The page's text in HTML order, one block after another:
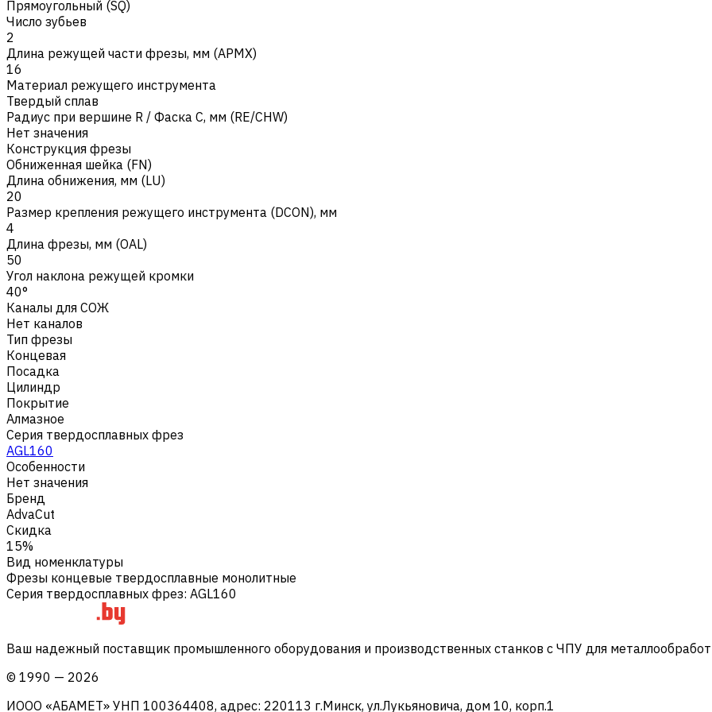
Прямоугольный (SQ)
Число зубьев
2
Длина режущей части фрезы, мм (APMX)
16
Материал режущего инструмента
Твердый сплав
Радиус при вершине R / Фаска C, мм (RE/CHW)
Нет значения
Конструкция фрезы
Обниженная шейка (FN)
Длина обнижения, мм (LU)
20
Размер крепления режущего инструмента (DCON), мм
4
Длина фрезы, мм (OAL)
50
Угол наклона режущей кромки
40°
Каналы для СОЖ
Нет каналов
Тип фрезы
Концевая
Посадка
Цилиндр
Покрытие
Алмазное
Серия твердосплавных фрез
AGL160
Особенности
Нет значения
Бренд
AdvaCut
Скидка
15%
Вид номенклатуры
Фрезы концевые твердосплавные монолитные
Серия твердосплавных фрез: AGL160
Ваш надежный поставщик промышленного оборудования и производственных станков с ЧПУ для
© 1990 — 2026
ИООО «АБАМЕТ» УНП 100364408, адрес: 220113 г.Минск, ул.Лукьяновича, дом 10, корп.1